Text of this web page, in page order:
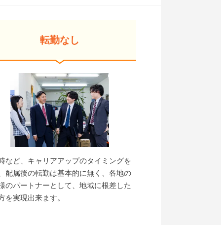
転勤なし
など、キャリアアップのタイミングを
配属後の転勤は基本的に無く、各地の
のパートナーとして、地域に根差した
を実現出来ます。